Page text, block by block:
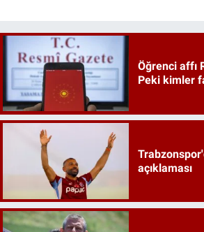
Öğrenci affı
Peki kimler
açıklaması